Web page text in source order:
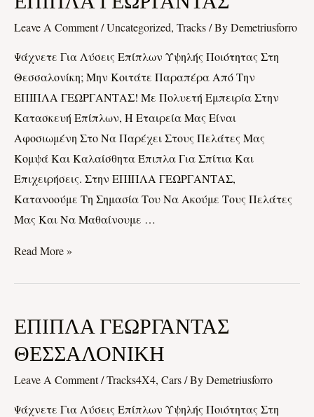
Leave A Comment/Uncategorized, Tracks/ ByDemetriusforro
Ψάχνετε Για Λύσεις Επίπλων Υψηλής Ποιότητας Στη
Θεσσαλονίκη; Μην Κοιτάτε Παραπέρα Από Την
ΕΠΙΠΛΑ ΓΕΩΡΓΑΝΤΑΣ! Με Πολυετή Εμπειρία Στην
Κατασκευή Επίπλων, Η Εταιρεία Μας Είναι
Αφοσιωμένη Στο Να Παρέχει Στους Πελάτες Μας
Κομψά Και Καλαίσθητα Έπιπλα Για Σπίτια Και
Επιχειρήσεις. Στην ΕΠΙΠΛΑ ΓΕΩΡΓΑΝΤΑΣ,
Κατανοούμε Τη Σημασία Του Να Ακούμε Τους Πελάτες
Μας Και Να Μαθαίνουμε …
Read More »
ΕΠΙΠΛΑ ΓΕΩΡΓΑΝΤΑΣ
ΘΕΣΣΑΛΟΝΙΚΗ
Leave A Comment/Tracks4X4, Cars/ ByDemetriusforro
Ψάχνετε Για Λύσεις Επίπλων Υψηλής Ποιότητας Στη
ΕΠΙΠΛΑ
ΘΕΣΣΑΛΟΝΙΚΗ